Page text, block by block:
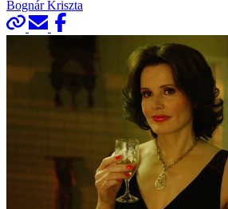
Bognár Kriszta